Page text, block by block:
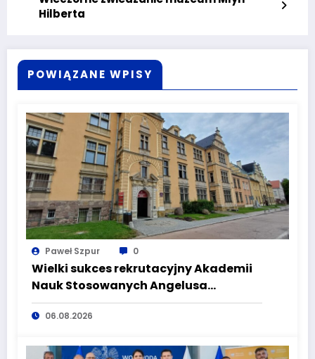
Hilberta
POWIĄZANE WPISY
Paweł Szpur 0
Wielki sukces rekrutacyjny Akademii
Nauk Stosowanych Angelusa
Silesiusa! Uczelnia bije rekordy, ale Ty
wciąż masz szansę – weź udział w II
06.08.2026